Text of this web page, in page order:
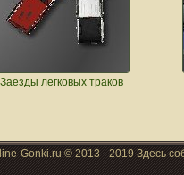
Заезды легковых траков
Gonki.ru © 2013 - 2019 Здесь